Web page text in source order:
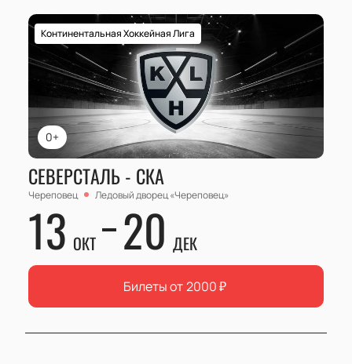
0+
Континентальная Хоккейная Лига
СЕВЕРСТАЛЬ - СКА
Череповец Ледовый дворец «Череповец»
13 ОКТ 20 ДЕК
Билеты от 2000₽